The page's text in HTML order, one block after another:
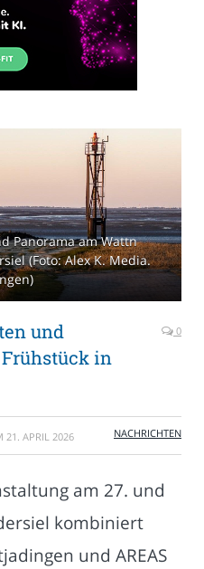
Panorama am Wattn
(Foto: Alex K. Media.
und
in
0
21. APRIL 2026 NACHRICHTEN
am 27. und
kombiniert
und AREAS